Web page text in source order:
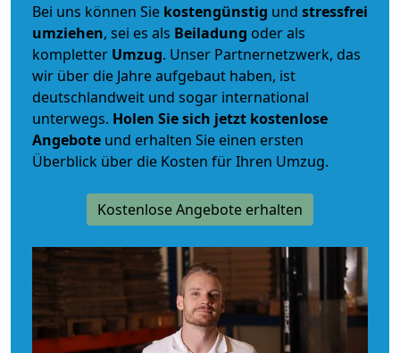
Bei uns können Sie kostengünstig und stressfrei
umziehen, sei es als Beiladung oder als
kompletter Umzug. Unser Partnernetzwerk, das
wir über die Jahre aufgebaut haben, ist
deutschlandweit und sogar international
unterwegs. Holen Sie sich jetzt kostenlose
Angebote und erhalten Sie einen ersten
Überblick über die Kosten für Ihren Umzug.
Kostenlose Angebote erhalten